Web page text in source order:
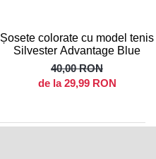
Șosete colorate cu model tenis
Silvester Advantage Blue
40,00 RON
de la 29,99 RON